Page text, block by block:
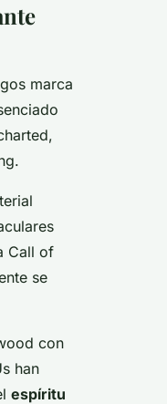
marca
Call of
se
con
han
espíritu